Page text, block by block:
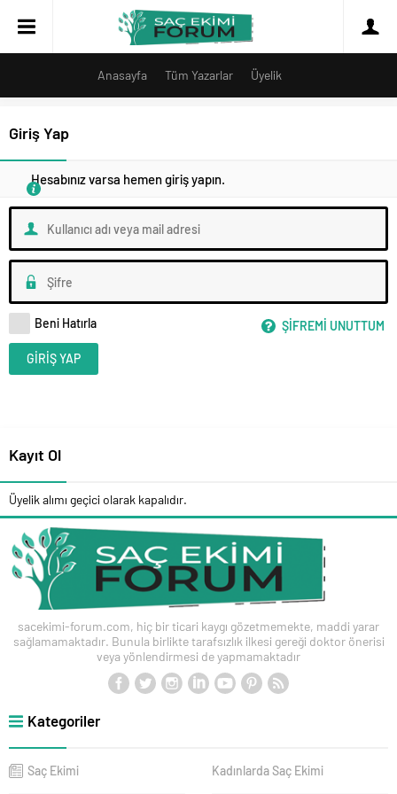
Anasayfa Tüm Yazarlar Üyelik
Giriş Yap
Hesabınız varsa hemen giriş yapın.
Beni Hatırla ŞIFREMI UNUTTUM
GIRIŞ YAP
Kayıt Ol
Üyelik alımı geçici olarak kapalıdır.
sacekimi-forum.com, hiç bir ticari kaygı gözetmemekte, maddi yarar
sağlamamaktadır. Bunula birlikte tarafsızlık ilkesi gereği doktor önerisi
veya yönlendirmesi de yapmamaktadır
Kategoriler
Saç Ekimi Kadınlarda Saç Ekimi